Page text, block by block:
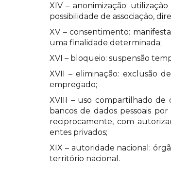
XIV – anonimização:
possibilidade de associação,
XV – consentimento:
uma finalidade determinada;
XVI – bloqueio: suspensão
XVII – eliminação: exclusão
empregado;
XVIII – uso compartilhado de
bancos de dados pessoais
reciprocamente, com
entes privados;
XIX – autoridade nacional:
território nacional.